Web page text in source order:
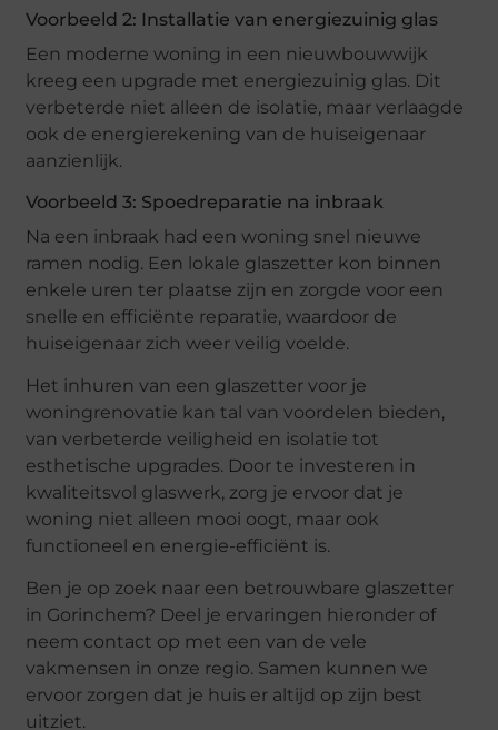
Voorbeeld 2: Installatie van energiezuinig glas
Een moderne woning in een nieuwbouwwijk
kreeg een upgrade met energiezuinig glas. Dit
verbeterde niet alleen de isolatie, maar verlaagde
ook de energierekening van de huiseigenaar
aanzienlijk.
Voorbeeld 3: Spoedreparatie na inbraak
Na een inbraak had een woning snel nieuwe
ramen nodig. Een lokale glaszetter kon binnen
enkele uren ter plaatse zijn en zorgde voor een
snelle en efficiënte reparatie, waardoor de
huiseigenaar zich weer veilig voelde.
Het inhuren van een glaszetter voor je
woningrenovatie kan tal van voordelen bieden,
van verbeterde veiligheid en isolatie tot
esthetische upgrades. Door te investeren in
kwaliteitsvol glaswerk, zorg je ervoor dat je
woning niet alleen mooi oogt, maar ook
functioneel en energie-efficiënt is.
Ben je op zoek naar een betrouwbare glaszetter
in Gorinchem? Deel je ervaringen hieronder of
neem contact op met een van de vele
vakmensen in onze regio. Samen kunnen we
ervoor zorgen dat je huis er altijd op zijn best
uitziet.